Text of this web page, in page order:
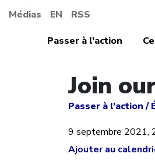
Médias EN RSS
Passer à l’action
Join
Passer à l’action/
9 septembre 2021,
Ajouter au